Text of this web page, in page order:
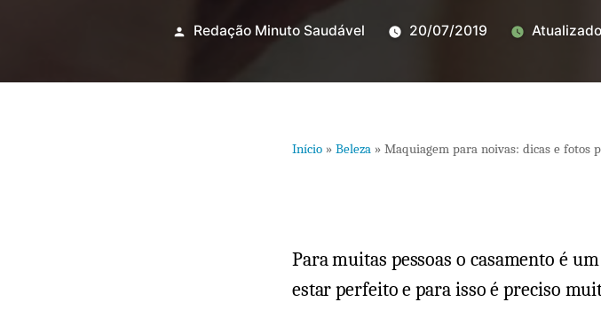
Redação Minuto Saudável 20/07/2019
Início» Beleza» Maquiagem para noivas: dicas e fotos
Para muitas pessoas o casamento é
estar perfeito e para isso é preciso